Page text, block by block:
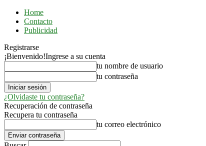
Home
Contacto
Publicidad
Registrarse
¡Bienvenido!Ingrese a su cuenta
tu nombre de usuario
tu contraseña
¿Olvidaste tu contraseña?
Recuperación de contraseña
Recupera tu contraseña
tu correo electrónico